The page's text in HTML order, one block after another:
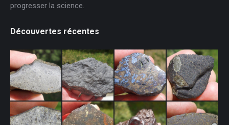
progresser la science.
Découvertes récentes